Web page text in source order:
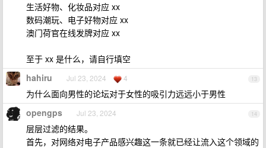
生活好物、化妆品对应 xx
数码潮玩、电子好物对应 xx
澳门荷官在线发牌对应 xx
至于 xx 是什么，请自行填空
13
hahiru Jul 23, 2024 4
为什么面向男性的论坛对于女性的吸引力远远小于男性
14
opengps Jul 23, 2024
层层过滤的结果。
首先，对网络对电子产品感兴趣这一条就已经让流入这个领域的